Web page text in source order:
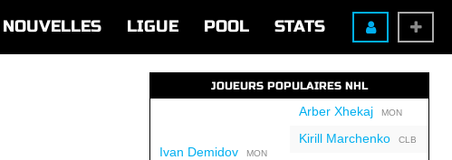
NOUVELLES LIGUE POOL STATS
JOUEURS POPULAIRES NHL
Ivan DemidovMON
Arber XhekajMON
Kirill MarchenkoCLB